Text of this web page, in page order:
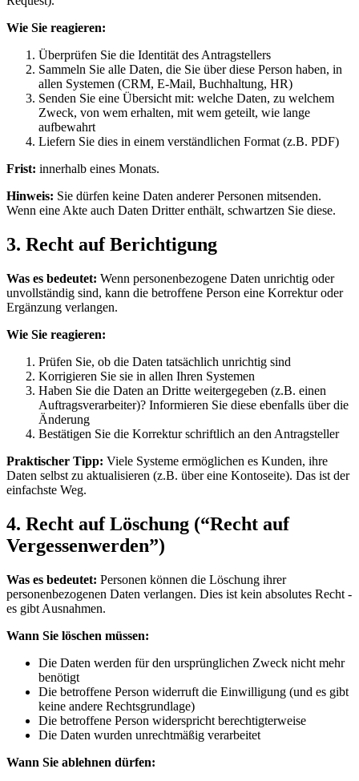
Wie Sie reagieren:
Überprüfen Sie die Identität des Antragstellers
Sammeln Sie alle Daten, die Sie über diese Person haben, in
allen Systemen (CRM, E-Mail, Buchhaltung, HR)
Senden Sie eine Übersicht mit: welche Daten, zu welchem
Zweck, von wem erhalten, mit wem geteilt, wie lange
aufbewahrt
Liefern Sie dies in einem verständlichen Format (z.B. PDF)
Frist: innerhalb eines Monats.
Hinweis: Sie dürfen keine Daten anderer Personen mitsenden.
Wenn eine Akte auch Daten Dritter enthält, schwartzen Sie diese.
3. Recht auf Berichtigung
Was es bedeutet: Wenn personenbezogene Daten unrichtig oder
unvollständig sind, kann die betroffene Person eine Korrektur oder
Ergänzung verlangen.
Wie Sie reagieren:
Prüfen Sie, ob die Daten tatsächlich unrichtig sind
Korrigieren Sie sie in allen Ihren Systemen
Haben Sie die Daten an Dritte weitergegeben (z.B. einen
Auftragsverarbeiter)? Informieren Sie diese ebenfalls über die
Änderung
Bestätigen Sie die Korrektur schriftlich an den Antragsteller
Praktischer Tipp: Viele Systeme ermöglichen es Kunden, ihre
Daten selbst zu aktualisieren (z.B. über eine Kontoseite). Das ist der
einfachste Weg.
4. Recht auf Löschung (“Recht auf
Vergessenwerden”)
Was es bedeutet: Personen können die Löschung ihrer
personenbezogenen Daten verlangen. Dies ist kein absolutes Recht -
es gibt Ausnahmen.
Wann Sie löschen müssen:
Die Daten werden für den ursprünglichen Zweck nicht mehr
benötigt
Die betroffene Person widerruft die Einwilligung (und es gibt
keine andere Rechtsgrundlage)
Die betroffene Person widerspricht berechtigterweise
Die Daten wurden unrechtmäßig verarbeitet
Wann Sie ablehnen dürfen: